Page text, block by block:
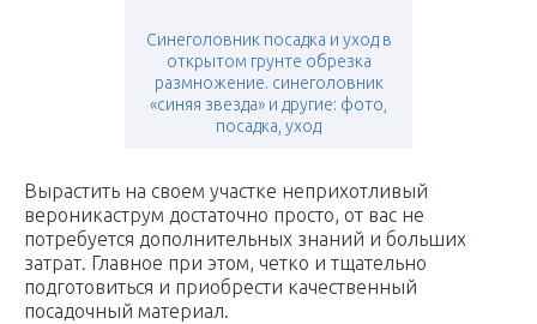
Синеголовник посадка и уход в
открытом грунте обрезка
размножение. синеголовник
«синяя звезда» и другие: фото,
посадка, уход
Вырастить на своем участке неприхотливый
вероникаструм достаточно просто, от вас не
потребуется дополнительных знаний и больших
затрат. Главное при этом, четко и тщательно
подготовиться и приобрести качественный
посадочный материал.